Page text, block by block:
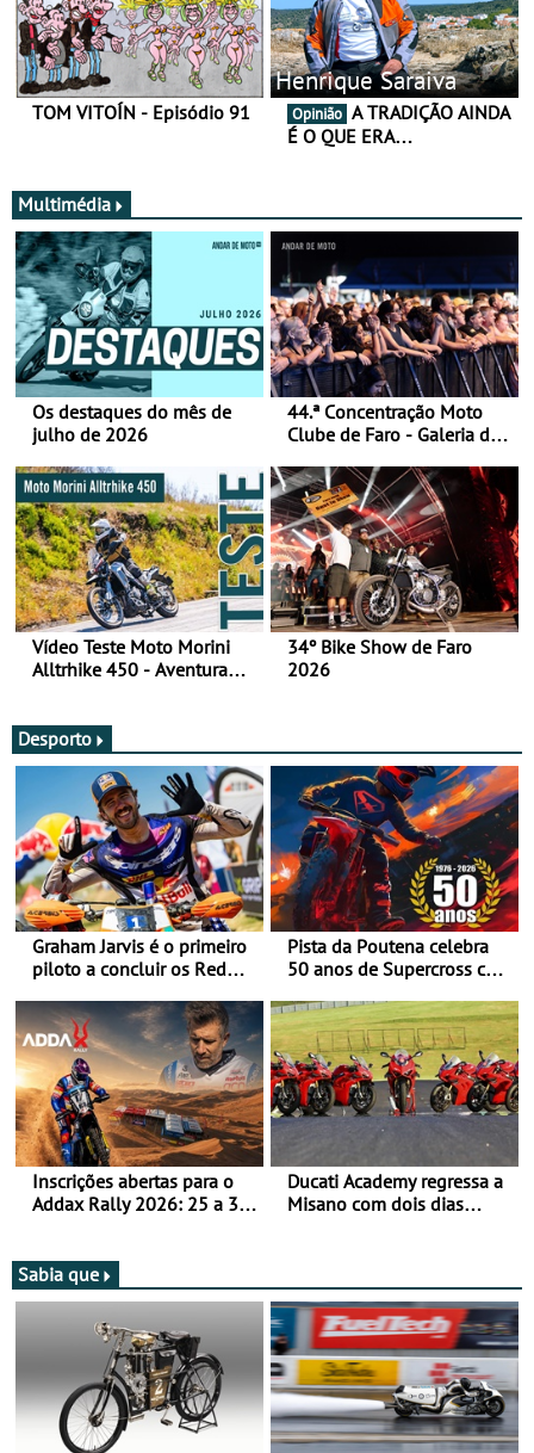
TOM VITOÍN - Episódio 91
Henrique Saraiva
Opinião
É O QUE ERA…
Multimédia
Os destaques do mês de
julho de 2026
44.ª Concentração Moto
Clube de Faro - Galeria de
Vídeo Teste Moto Morini
Alltrhike 450 - Aventura
34º Bike Show de Faro
2026
Desporto
Graham Jarvis é o primeiro
piloto a concluir os Red
moto elétrica
Pista da Poutena celebra
50 anos de Supercross com
de agosto
Inscrições abertas para o
Addax Rally 2026: 25 a 30
Bianchi Prata
Ducati Academy regressa a
Misano com dois dias
Circuit
Sabia que